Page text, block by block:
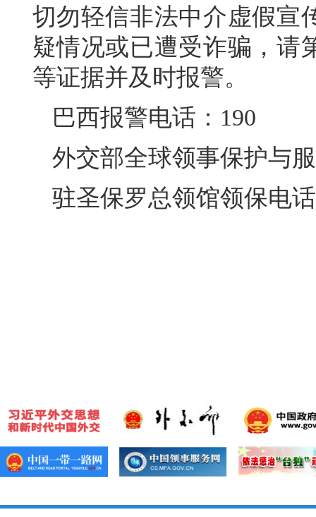
切勿轻信非法中介虚假宣
疑情况或已遭受诈骗，请
等证据并及时报警。
巴西报警电话：190
外交部全球领事保护与
驻圣保罗总领馆领保电话